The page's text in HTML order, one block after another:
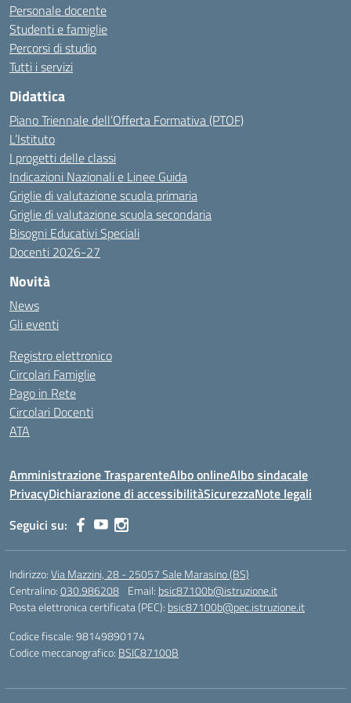
Personale docente
Studenti e famiglie
Percorsi di studio
Tutti i servizi
Didattica
Piano Triennale dell’Offerta Formativa (PTOF)
L’Istituto
I progetti delle classi
Indicazioni Nazionali e Linee Guida
Griglie di valutazione scuola primaria
Griglie di valutazione scuola secondaria
Bisogni Educativi Speciali
Docenti 2026-27
Novità
News
Gli eventi
Registro elettronico
Circolari Famiglie
Pago in Rete
Circolari Docenti
ATA
Amministrazione TrasparenteAlbo onlineAlbo sindacale
PrivacyDichiarazione di accessibilitàSicurezzaNote legali
Seguici su:
Indirizzo:Via Mazzini, 28 - 25057 Sale Marasino (BS)
Centralino:030.986208 Email: bsic87100b@istruzione.it
Posta elettronica certificata (PEC): bsic87100b@pec.istruzione.it
Codice fiscale: 98149890174
Codice meccanografico: BSIC87100B